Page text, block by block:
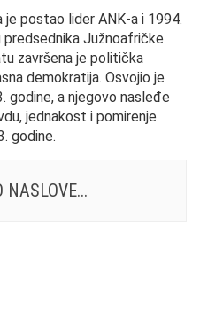
postao lider ANK-a i 1994.
Južnoafričke
završena je politička
demokratija. Osvojio je
godine, a njegovo nasleđe
jednakost i pomirenje.
godine.
NASLOVE...